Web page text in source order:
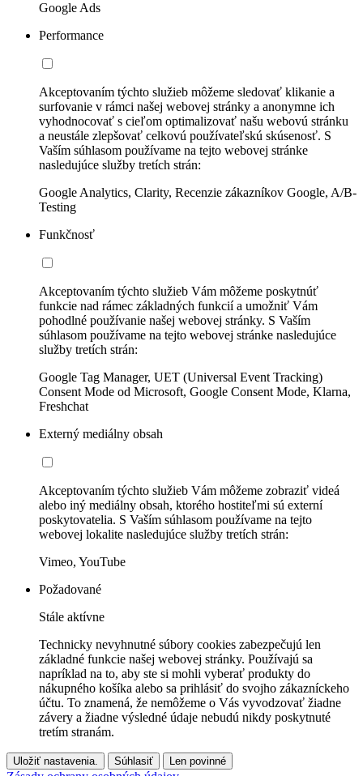
Google Ads
Performance
Akceptovaním týchto služieb môžeme sledovať klikanie a
surfovanie v rámci našej webovej stránky a anonymne ich
vyhodnocovať s cieľom optimalizovať našu webovú stránku
a neustále zlepšovať celkovú používateľskú skúsenosť. S
Vaším súhlasom používame na tejto webovej stránke
nasledujúce služby tretích strán:
Google Analytics, Clarity, Recenzie zákazníkov Google, A/B-
Testing
Funkčnosť
Akceptovaním týchto služieb Vám môžeme poskytnúť
funkcie nad rámec základných funkcií a umožniť Vám
pohodlné používanie našej webovej stránky. S Vaším
súhlasom používame na tejto webovej stránke nasledujúce
služby tretích strán:
Google Tag Manager, UET (Universal Event Tracking)
Consent Mode od Microsoft, Google Consent Mode, Klarna,
Freshchat
Externý mediálny obsah
Akceptovaním týchto služieb Vám môžeme zobraziť videá
alebo iný mediálny obsah, ktorého hostiteľmi sú externí
poskytovatelia. S Vaším súhlasom používame na tejto
webovej lokalite nasledujúce služby tretích strán:
Vimeo, YouTube
Požadované
Stále aktívne
Technicky nevyhnutné súbory cookies zabezpečujú len
základné funkcie našej webovej stránky. Používajú sa
napríklad na to, aby ste si mohli vyberať produkty do
nákupného košíka alebo sa prihlásiť do svojho zákazníckeho
účtu. To znamená, že nemôžeme o Vás vyvodzovať žiadne
závery a žiadne výsledné údaje nebudú nikdy poskytnuté
tretím stranám.
Uložiť nastavenia. Súhlasiť Len povinné